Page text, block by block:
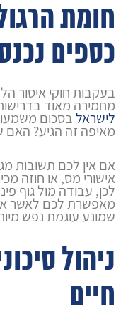
חומת
כספים
בעקבות חוקי איסור
מחמירה מאוד
לישראלבסכום
מאיפה זה הגיע? האם
אם אין לכם תשובות
אישורי מס, או חוזה
לכן, עבודה מול גוף
מאפשרת לכם לאשר
שמונע עוגמת נפש
ניהול
חיים